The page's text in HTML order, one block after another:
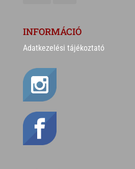
INFORMÁCIÓ
Adatkezelési tájékoztató